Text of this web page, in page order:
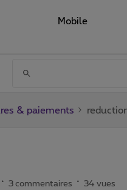
Mobile
& paiements
3 commentaires 34 vues